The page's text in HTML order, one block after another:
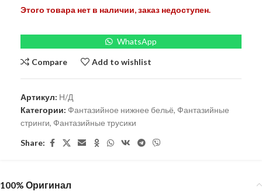
Этого товара нет в наличии, заказ недоступен.
WhatsApp
Compare Add to wishlist
Артикул: Н/Д
Категории: Фантазийное нижнее бельё, Фантазийные
стринги, Фантазийные трусики
Share:
100% Оригинал